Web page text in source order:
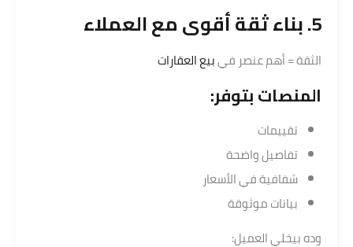
5. بناء ثقة أقوى مع العملاء
الثقة = أهم عنصر فيبيع العقارات
المنصات بتوفر:
تقييمات
تفاصيل واضحة
شفافية في الأسعار
بيانات موثوقة
وده بيخلي العميل: